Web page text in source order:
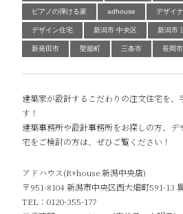
ピアノの弾ける家 adhouse デザイ
デザイン住宅 新潟市 中央区 新潟市
新発田市 聖籠町 三条市 長岡市
建築家が設計するこだわりの注文住宅を
す！
建築事務所や設計事務所をお探しの方、デ
宅をご検討の方は、ぜひご覧ください！
アドハウス(R+house 新潟中央店)
〒951-8104 新潟市中央区西大畑町591-13
TEL：0120-355-177